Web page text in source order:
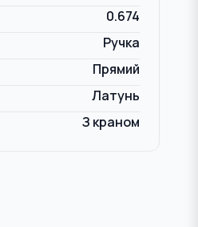
0.674
Ручка
Прямий
Латунь
З краном